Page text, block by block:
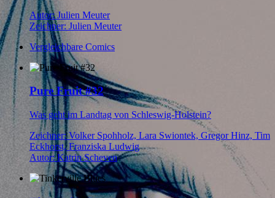
Autor: Julien Meuter
Zeichner: Julien Meuter
Vergleichbare Comics
Pure Fruit #32
Was geht im Landtag von Schleswig-Holstein?
Zeichner: Volker Spohholz, Lara Swiontek, Gregor Hinz, Tim
Eckhorst, Franziska Ludwig
Autor: Katrin Scheven